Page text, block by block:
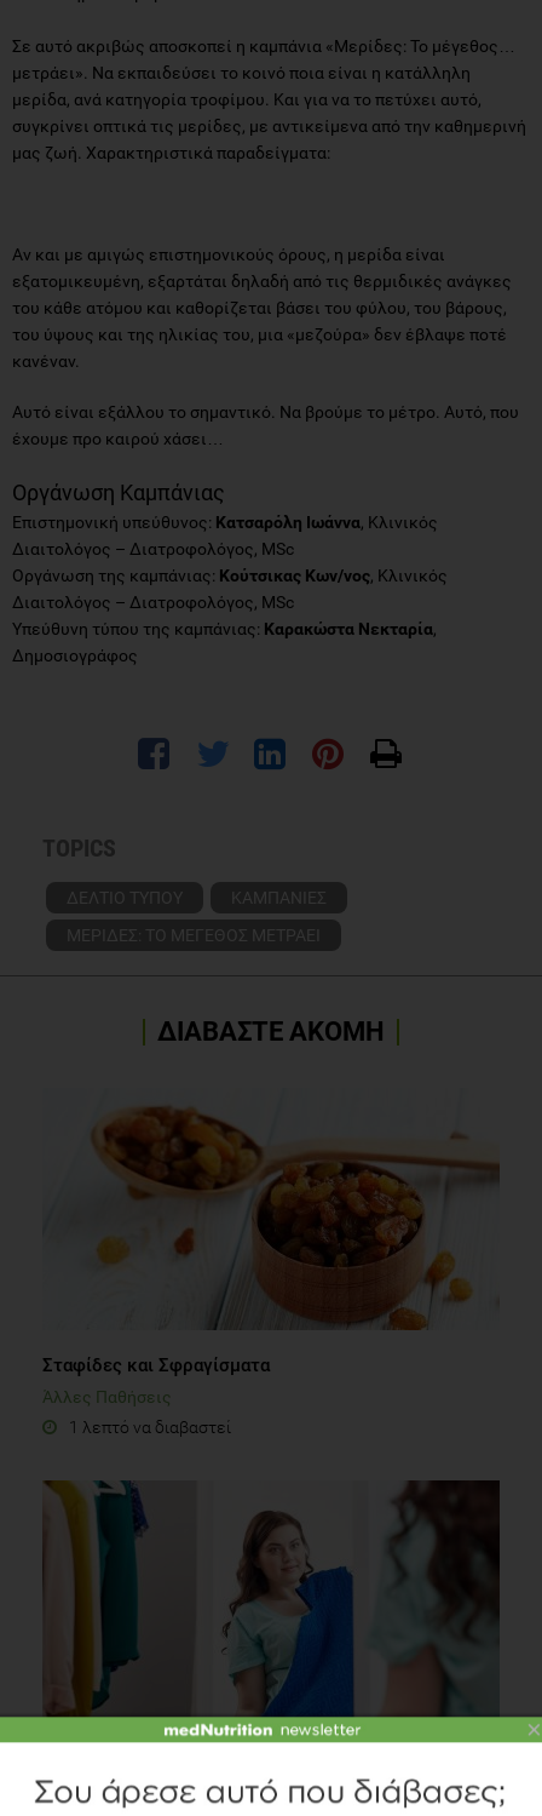
Σε αυτό ακριβώς αποσκοπεί η καµπάνια «Μερίδες: Το µέγεθος…
µετράει». Να εκπαιδεύσει το κοινό ποια είναι η κατάλληλη
µερίδα, ανά κατηγορία τροφίµου. Και για να το πετύχει αυτό,
συγκρίνει οπτικά τις µερίδες, µε αντικείµενα από την καθηµερινή
µας ζωή. Χαρακτηριστικά παραδείγματα:
Αν και µε αµιγώς επιστηµονικούς όρους, η µερίδα είναι
εξατοµικευµένη, εξαρτάται δηλαδή από τις θερµιδικές ανάγκες
του κάθε ατόµου και καθορίζεται βάσει του φύλου, του βάρους,
του ύψους και της ηλικίας του, µια «µεζούρα» δεν έβλαψε ποτέ
κανέναν.
Αυτό είναι εξάλλου το σηµαντικό. Να βρούµε το µέτρο. Αυτό, που
έχουµε προ καιρού χάσει…
Οργάνωση Καμπάνιας
Επιστημονική υπεύθυνος: Κατσαρόλη Ιωάννα, Κλινικός
Διαιτολόγος – Διατροφολόγος, MSc
Οργάνωση της καμπάνιας: Κούτσικας Κων/νος, Κλινικός
Διαιτολόγος – Διατροφολόγος, MSc
Υπεύθυνη τύπου της καμπάνιας: Καρακώστα Νεκταρία,
Δημοσιογράφος
TOPICS
ΔΕΛΤΙΟ ΤΥΠΟΥ
ΚΑΜΠΑΝΙΕΣ
ΜΕΡΙΔΕΣ: ΤΟ ΜΕΓΕΘΟΣ ΜΕΤΡΑΕΙ
ΔΙΑΒΑΣΤΕ ΑΚΟΜΗ
Σταφίδες και Σφραγίσματα
Άλλες Παθήσεις
1 λεπτό να διαβαστεί
βάρος;
Ψυχολογία
×